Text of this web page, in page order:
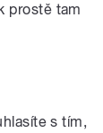
prostě tam
s tím,